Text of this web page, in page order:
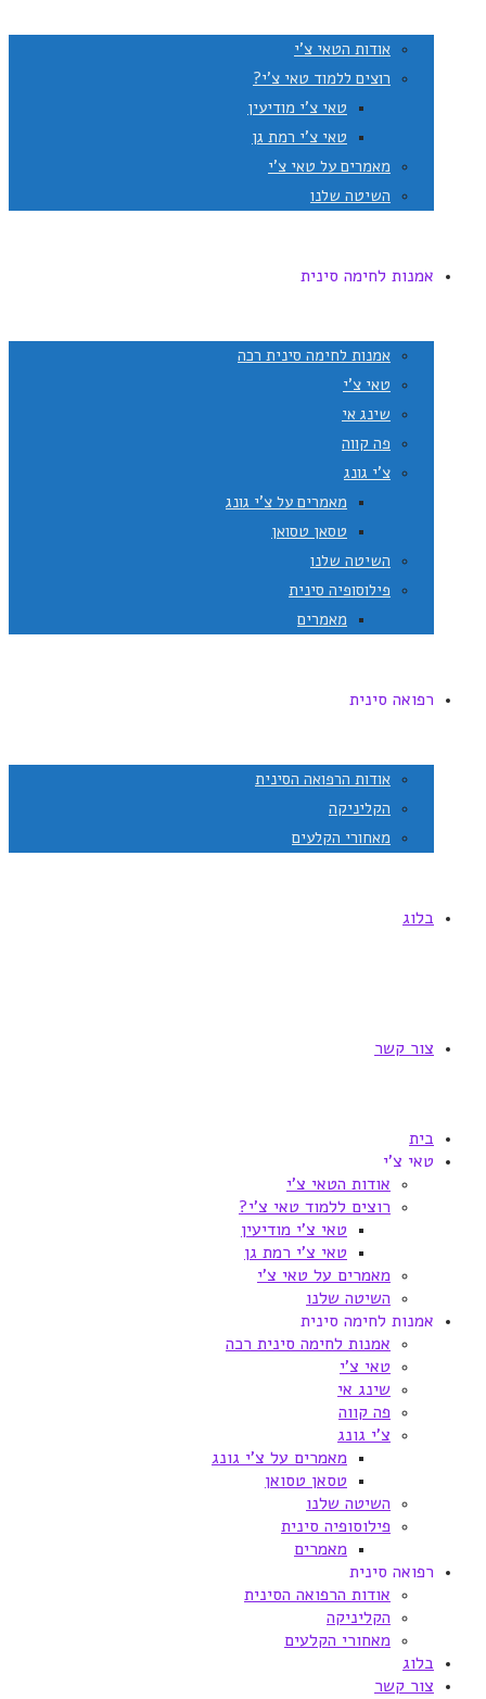
אודות הטאי צ'י
רוצים ללמוד טאי צ'י?
טאי צ'י מודיעין
טאי צ'י רמת גן
מאמרים על טאי צ'י
השיטה שלנו
אמנות לחימה סינית
אמנות לחימה סינית רכה
טאי צ'י
שינג אי
פה קווה
צ'י גונג
מאמרים על צ'י גונג
טסאן טסואן
השיטה שלנו
פילוסופיה סינית
מאמרים
רפואה סינית
אודות הרפואה הסינית
הקליניקה
מאחורי הקלעים
בלוג
צור קשר
בית
טאי צ'י
אודות הטאי צ'י
רוצים ללמוד טאי צ'י?
טאי צ'י מודיעין
טאי צ'י רמת גן
מאמרים על טאי צ'י
השיטה שלנו
אמנות לחימה סינית
אמנות לחימה סינית רכה
טאי צ'י
שינג אי
פה קווה
צ'י גונג
מאמרים על צ'י גונג
טסאן טסואן
השיטה שלנו
פילוסופיה סינית
מאמרים
רפואה סינית
אודות הרפואה הסינית
הקליניקה
מאחורי הקלעים
בלוג
צור קשר